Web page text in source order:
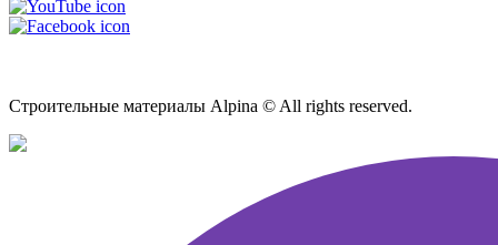
Строительные материалы Alpina © All rights reserved.